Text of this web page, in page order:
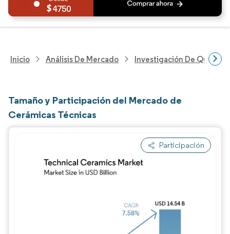
4750
Inicio Análisis De Mercado Investigación De
Tamaño y Participación del Mercado de
Cerámicas Técnicas
Participación